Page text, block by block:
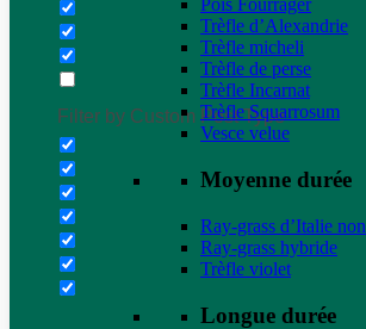
Filter by Custom Post Type
Pois Fourrager
Trèfle d’Alexandrie
Trèfle micheli
Trèfle de perse
Trèfle Incarnat
Trèfle Squarrosum
Vesce velue
Moyenne durée
Ray-grass d’Italie
Ray-grass hybride
Trèfle violet
Longue durée